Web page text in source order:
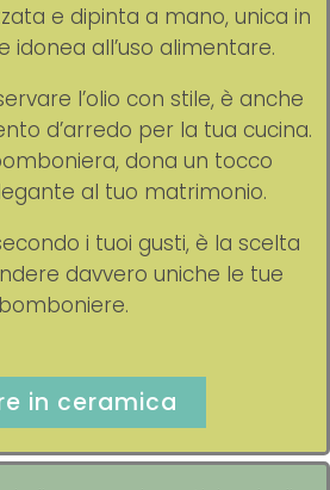
e dipinta a mano, unica in
idonea all’uso alimentare.
l’olio con stile, è anche
d’arredo per la tua cucina.
dona un tocco
al tuo matrimonio.
i tuoi gusti, è la scelta
davvero uniche le tue
bomboniere.
in ceramica